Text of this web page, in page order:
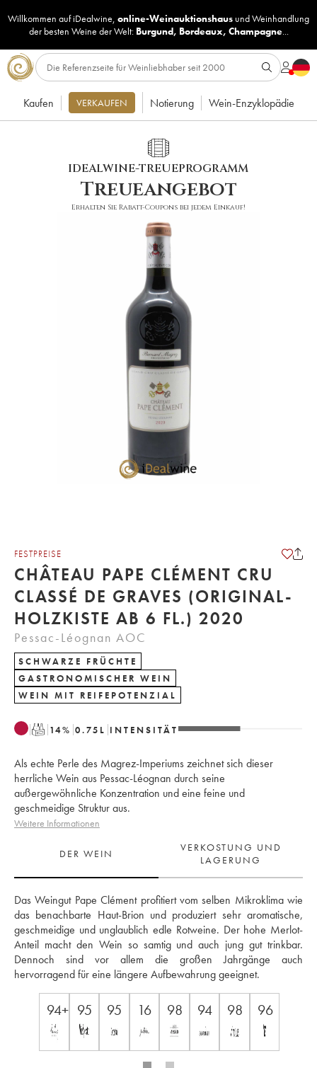
Willkommen auf iDealwine, online-Weinauktionshaus undWeinhandlung
der besten Weine der Welt: Burgund, Bordeaux, Champagne...
Kaufen VERKAUFEN Notierung Wein-Enzyklopädie
IDEALWINE-TREUEPROGRAMM
Treueangebot
Erhalten Sie Rabatt-Coupons bei jedem Einkauf!
FESTPREISE
CHÂTEAU PAPE CLÉMENT CRU
CLASSÉ DE GRAVES (ORIGINAL-
HOLZKISTE AB 6 FL.) 2020
Pessac-Léognan AOC
SCHWARZE FRÜCHTE
GASTRONOMISCHER WEIN
WEIN MIT REIFEPOTENZIAL
T 14% 0.75 L INTENSITÄT
Als echte Perle des Magrez-Imperiums zeichnet sich dieser
herrliche Wein aus Pessac-Léognan durch seine
außergewöhnliche Konzentration und eine feine und
geschmeidige Struktur aus.
Weitere Informationen
DER WEIN
VERKOSTUNG UND
LAGERUNG
Das Weingut Pape Clément profitiert vom selben Mikroklima wie
das benachbarte Haut-Brion und produziert sehr aromatische,
geschmeidige und unglaublich edle Rotweine. Der hohe Merlot-
Anteil macht den Wein so samtig und auch jung gut trinkbar.
Dennoch sind vor allem die großen Jahrgänge auch
hervorragend für eine längere Aufbewahrung geeignet.
94+ 95 95 16 98 94 98 96